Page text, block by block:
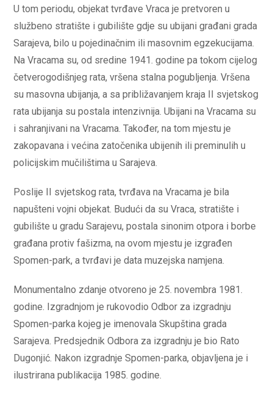
U tom periodu, objekat tvrđave Vraca je pretvoren u
službeno stratište i gubilište gdje su ubijani građani grada
Sarajeva, bilo u pojedinačnim ili masovnim egzekucijama.
Na Vracama su, od sredine 1941. godine pa tokom cijelog
četverogodišnjeg rata, vršena stalna pogubljenja. Vršena
su masovna ubijanja, a sa približavanjem kraja II svjetskog
rata ubijanja su postala intenzivnija. Ubijani na Vracama su
i sahranjivani na Vracama. Također, na tom mjestu je
zakopavana i većina zatočenika ubijenih ili preminulih u
policijskim mučilištima u Sarajeva.
Poslije II svjetskog rata, tvrđava na Vracama je bila
napušteni vojni objekat. Budući da su Vraca, stratište i
gubilište u gradu Sarajevu, postala sinonim otpora i borbe
građana protiv fašizma, na ovom mjestu je izgrađen
Spomen-park, a tvrđavi je data muzejska namjena.
Monumentalno zdanje otvoreno je 25. novembra 1981.
godine. Izgradnjom je rukovodio Odbor za izgradnju
Spomen-parka kojeg je imenovala Skupština grada
Sarajeva. Predsjednik Odbora za izgradnju je bio Rato
Dugonjić. Nakon izgradnje Spomen-parka, objavljena je i
ilustrirana publikacija 1985. godine.